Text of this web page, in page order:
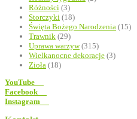
Różności (3)
Storczyki (18)
Święta Bożego Narodzenia (15)
Trawnik (29)
Uprawa warzyw(315)
Wielkanocne dekoracje (3)
Zioła (18)
YouTube
Facebook
Instagram